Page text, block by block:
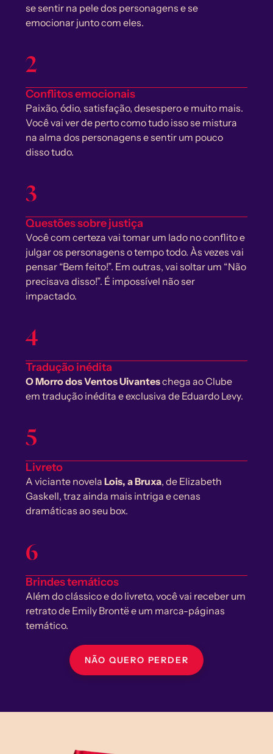
se sentir na pele dos personagens e se
emocionar junto com eles.
2
Conflitos emocionais
Paixão, ódio, satisfação, desespero e muito mais.
Você vai ver de perto como tudo isso se mistura
na alma dos personagens e sentir um pouco
disso tudo.
3
Questões sobre justiça
Você com certeza vai tomar um lado no conflito e
julgar os personagens o tempo todo. Às vezes vai
pensar “Bem feito!”. Em outras, vai soltar um “Não
precisava disso!”. É impossível não ser
impactado.
4
Tradução inédita
O Morro dos Ventos Uivantes chega ao Clube
em tradução inédita e exclusiva de Eduardo Levy.
5
Livreto
A viciante novela Lois, a Bruxa, de Elizabeth
Gaskell, traz ainda mais intriga e cenas
dramáticas ao seu box.
6
Brindes temáticos
Além do clássico e do livreto, você vai receber um
retrato de Emily Brontë e um marca-páginas
temático.
NÃO QUERO PERDER